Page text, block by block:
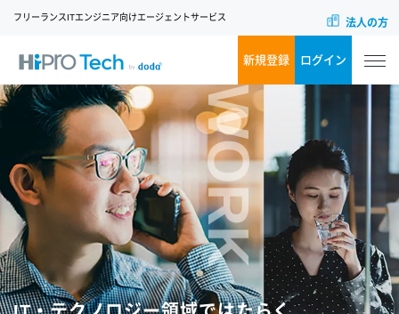
フリーランスITエンジニア向けエージェントサービス 法人の方
新規登録 ログイン
WORK